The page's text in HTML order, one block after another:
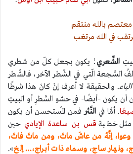
معتصم بالله منتقم
في الله مرتغب
الشِّعري ؛ يكون بجعل كلّ من شطري
السَّجعة الّتي في الشّطر الآخر، فالشّطر
الباء. والحقيقة لا أعرف إنْ كانَ هذا شرطًا
أن يكون –أيضًا- في حشو السَّطرِ أو البيتِ
. أمَّا في النَّثرفمن المُستحسن أن يكون
مثل خطبة قس بن ساعدة الإيادي حين
وعوا، إنَّهُ من عاشَ ماتَ، ومن ماتَ فاتَ،
ونهار ساج، وسماء ذات أبراج،… إلخ».